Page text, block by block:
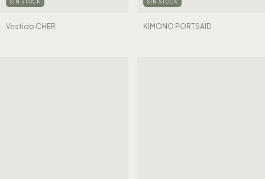
SIN STOCK
Vestido CHER
SIN STOCK
KIMONO PORTSAID